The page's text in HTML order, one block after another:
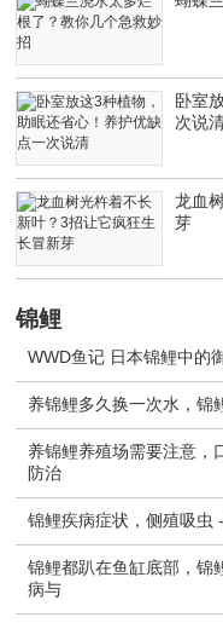
卧室
次说
龙血
芽
锦鲤
WWD鱼记 日本锦鲤中的
养锦鲤多久换一次水，锦
养锦鲤养殖场需要注意，
防治
锦鲤疾病症状，侧殖吸虫
锦鲤都趴在鱼缸底部，锦
病与